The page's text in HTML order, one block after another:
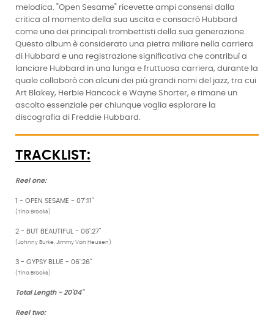
melodica. "Open Sesame" ricevette ampi consensi dalla
critica al momento della sua uscita e consacrò Hubbard
come uno dei principali trombettisti della sua generazione.
Questo album è considerato una pietra miliare nella carriera
di Hubbard e una registrazione significativa che contribuì a
lanciare Hubbard in una lunga e fruttuosa carriera, durante la
quale collaborò con alcuni dei più grandi nomi del jazz, tra cui
Art Blakey, Herbie Hancock e Wayne Shorter, e rimane un
ascolto essenziale per chiunque voglia esplorare la
discografia di Freddie Hubbard.
TRACKLIST:
Reel one:
1 - OPEN SESAME - 07':11"
(Tina Brooks)
2 - BUT BEAUTIFUL - 06':27"
(Johnny Burke, Jimmy Van Heusen)
3 - GYPSY BLUE - 06':26"
(Tina Brooks)
Total Length - 20'04"
Reel two: